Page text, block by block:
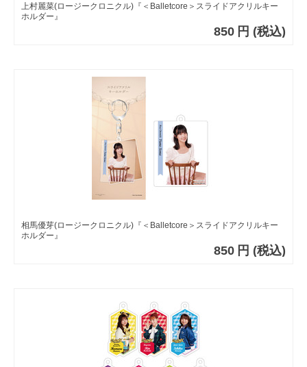
上村麗菜(ロージークロニクル)『＜Balletcore＞スライドアクリルキー
ホルダー』
850 円 (税込)
相馬優芽(ロージークロニクル)『＜Balletcore＞スライドアクリルキー
ホルダー』
850 円 (税込)